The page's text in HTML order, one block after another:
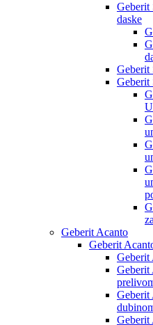
Geberit
daske
Geberit
Geberit
Geberit Acanto
Geberit
Geberit
Geberit
Geberit
Geberit